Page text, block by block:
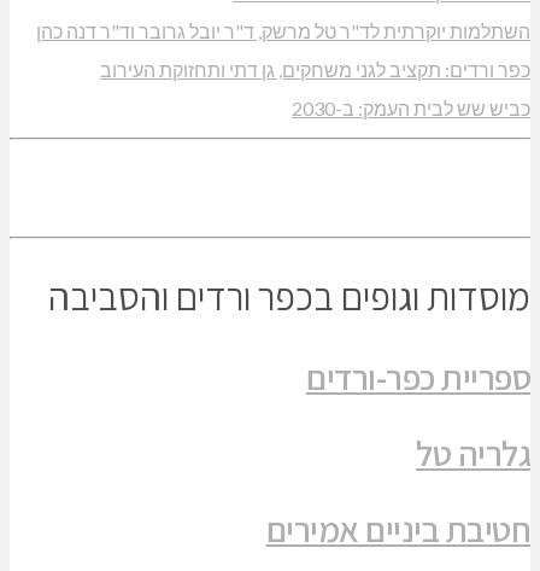
השתלמות יוקרתית לד"ר טל מרשק, ד"ר יובל גרובר וד"ר דנה כהן
כפר ורדים: תקציב לגני משחקים, גן דתי ותחזוקת העירוב
כביש שש לבית העמק: ב-2030
מוסדות וגופים בכפר ורדים והסביבה
ספריית כפר-ורדים
גלריה טל
חטיבת ביניים אמירים